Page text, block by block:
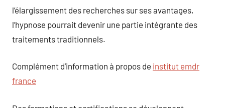
l’élargissement des recherches sur ses avantages,
l’hypnose pourrait devenir une partie intégrante des
traitements traditionnels.
Complément d’information à propos de institut emdr
france